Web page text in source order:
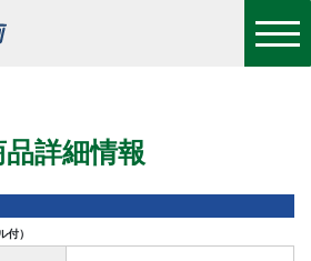
品詳細情報
付）